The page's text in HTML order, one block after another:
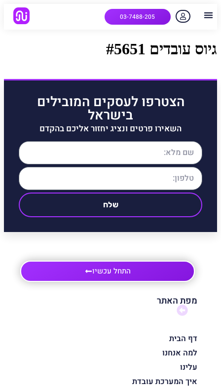
03-7488-205
גיוס עובדים #5651
הצטרפו לעסקים המובילים
בישראל
השאירו פרטים ונציג יחזור אליכם בהקדם
שלח
התחל עכשיו
מפת האתר
דף הבית
למה אנחנו
עלינו
איך המערכת עובדת